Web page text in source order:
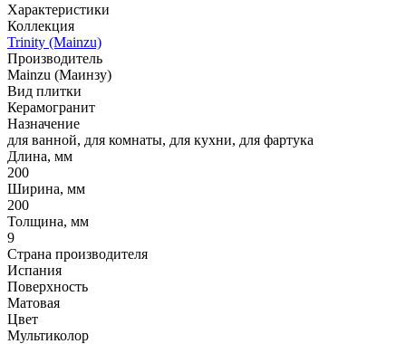
Характеристики
Коллекция
Trinity (Mainzu)
Производитель
Mainzu (Маинзу)
Вид плитки
Керамогранит
Назначение
для ванной, для комнаты, для кухни, для фартука
Длина, мм
200
Ширина, мм
200
Толщина, мм
9
Страна производителя
Испания
Поверхность
Матовая
Цвет
Мультиколор